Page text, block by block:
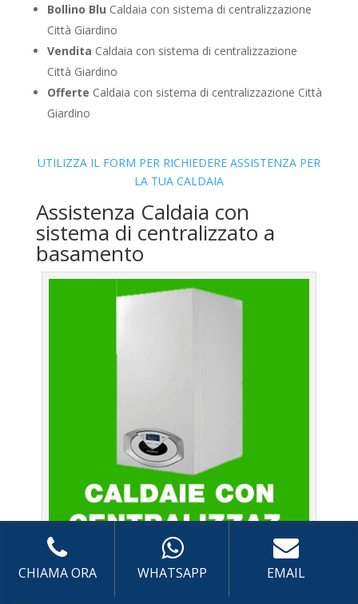
Bollino Blu Caldaia con sistema di centralizzazione
Città Giardino
Vendita Caldaia con sistema di centralizzazione
Città Giardino
Offerte Caldaia con sistema di centralizzazione Città
Giardino
UTILIZZA IL FORM PER RICHIEDERE ASSISTENZA PER
LA TUA CALDAIA
Assistenza Caldaia con
sistema di centralizzato a
basamento
Caldaie Città Giardino – Assistenza Caldaia con sistema
di centralizzazione A BASAMENTO a Roma
CHIAMA ORA WHATSAPP EMAIL